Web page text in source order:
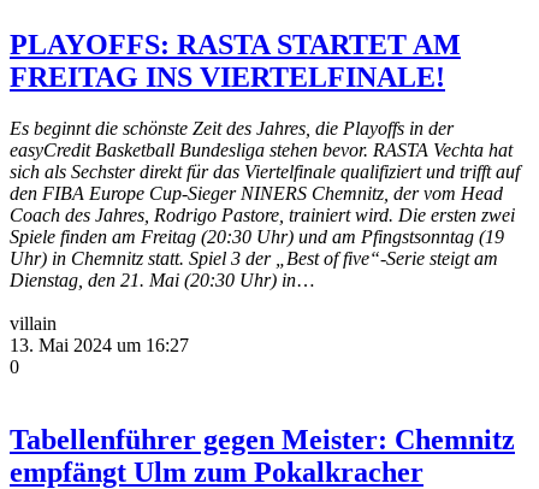
PLAYOFFS: RASTA STARTET AM
FREITAG INS VIERTELFINALE!
Es beginnt die schönste Zeit des Jahres, die Playoffs in der
easyCredit Basketball Bundesliga stehen bevor. RASTA Vechta hat
sich als Sechster direkt für das Viertelfinale qualifiziert und trifft auf
den FIBA Europe Cup-Sieger NINERS Chemnitz, der vom Head
Coach des Jahres, Rodrigo Pastore, trainiert wird. Die ersten zwei
Spiele finden am Freitag (20:30 Uhr) und am Pfingstsonntag (19
Uhr) in Chemnitz statt. Spiel 3 der „Best of five“-Serie steigt am
Dienstag, den 21. Mai (20:30 Uhr) in…
villain
13. Mai 2024 um 16:27
0
Tabellenführer gegen Meister: Chemnitz
empfängt Ulm zum Pokalkracher